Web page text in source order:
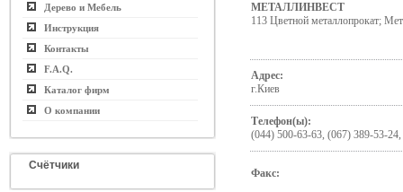
Дерево и Мебель
Инструкция
Контакты
F.A.Q.
Каталог фирм
О компании
Счётчики
МЕТАЛЛИНВЕСТ
113 Цветной металлопрокат;
Адрес:
г.Киев
Телефон(ы):
(044) 500-63-63, (067) 389-53-
Факс: